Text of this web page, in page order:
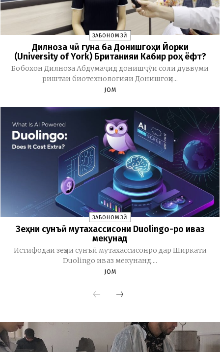
ЗАБОНОМӮЗӢ
Дилноза чӣ гуна ба Донишгоҳи Йорки
(University of York) Британияи Кабир роҳ ёфт?
Бобохон Дилноза Абдумаҷид донишҷӯи соли дуввуми
риштаи биотехнологияи Донишгоҳи...
JOM
ЗАБОНОМӮЗӢ
Зеҳни сунъӣ мутахассисони Duolingo-ро иваз
мекунад
Истифодаи зеҳни сунъӣ мутахассисонро дар Ширкати
Duolingo иваз мекунанд....
JOM